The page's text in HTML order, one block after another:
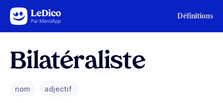
Aller au contenu Définitions
Bilatéraliste
nom adjectif